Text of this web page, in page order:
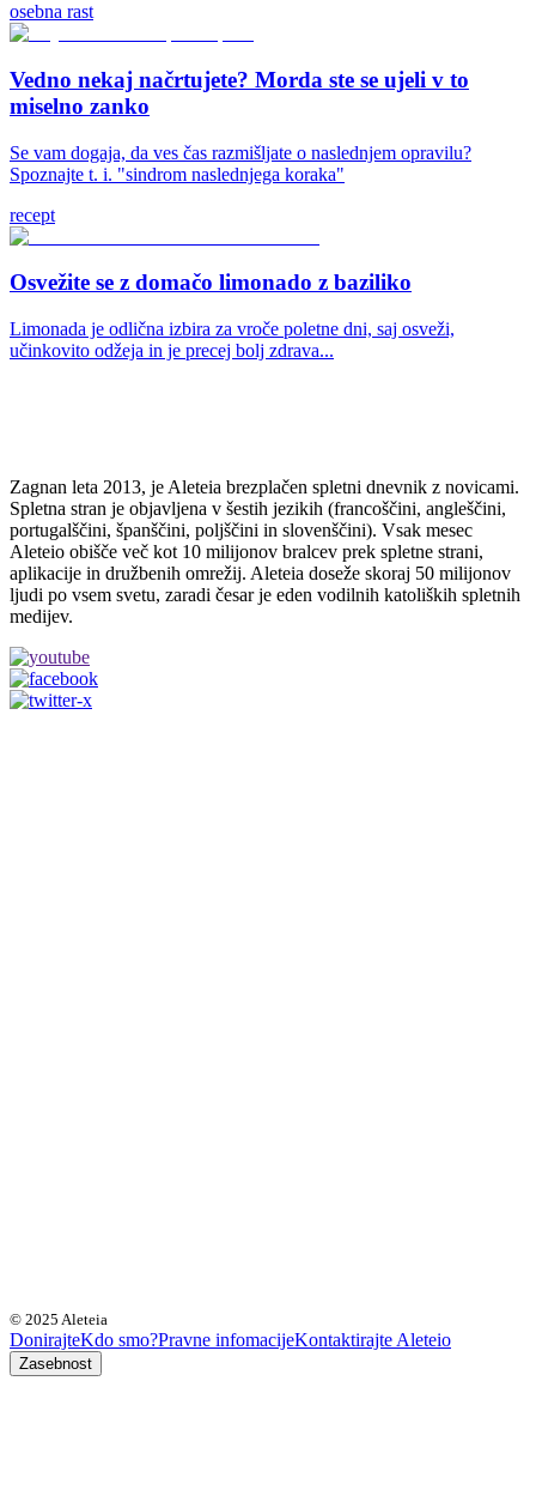
osebna rast
Vedno nekaj načrtujete? Morda ste se ujeli v to
miselno zanko
Se vam dogaja, da ves čas razmišljate o naslednjem opravilu?
Spoznajte t. i. "sindrom naslednjega koraka"
recept
Osvežite se z domačo limonado z baziliko
Limonada je odlična izbira za vroče poletne dni, saj osveži,
učinkovito odžeja in je precej bolj zdrava...
Zagnan leta 2013, je Aleteia brezplačen spletni dnevnik z novicami.
Spletna stran je objavljena v šestih jezikih (francoščini, angleščini,
portugalščini, španščini, poljščini in slovenščini). Vsak mesec
Aleteio obišče več kot 10 milijonov bralcev prek spletne strani,
aplikacije in družbenih omrežij. Aleteia doseže skoraj 50 milijonov
ljudi po vsem svetu, zaradi česar je eden vodilnih katoliških spletnih
medijev.
© 2025 Aleteia
DonirajteKdo smo?Pravne infomacijeKontaktirajte Aleteio
Zasebnost